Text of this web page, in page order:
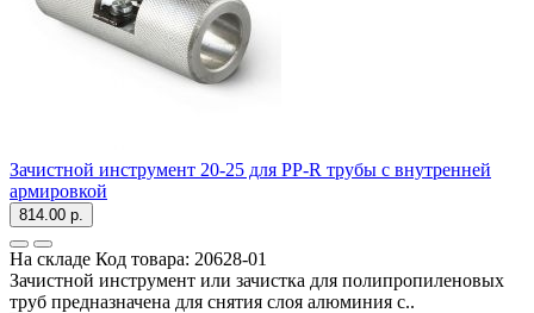
Зачистной инструмент 20-25 для PP-R трубы с внутренней
армировкой
814.00 р.
На складе Код товара: 20628-01
Зачистной инструмент или зачистка для полипропиленовых
труб предназначена для снятия слоя алюминия с..